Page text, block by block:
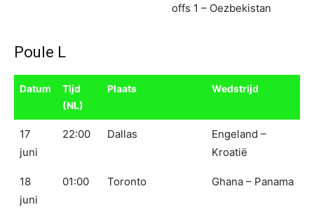
offs 1 – Oezbekistan
Poule L
Datum
Tijd
(NL)
Plaats Wedstrijd
17
juni
22:00 Dallas
Engeland –
Kroatië
18
juni
01:00 Toronto Ghana – Panama